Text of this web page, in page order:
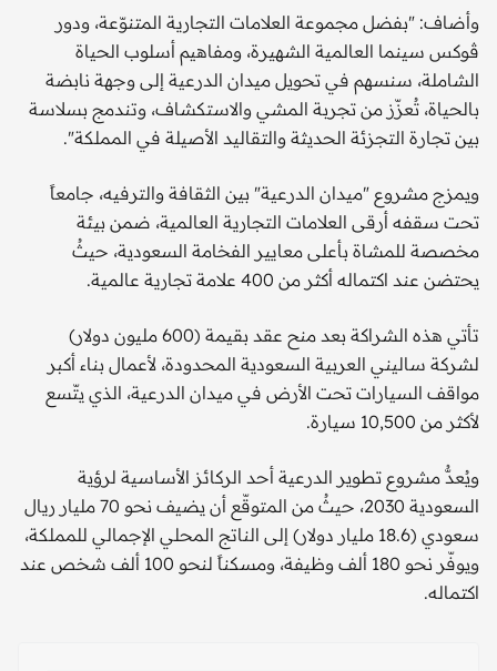
وأضاف: "بفضل مجموعة العلامات التجارية المتنوّعة، ودور
ڤوكس سينما العالمية الشهيرة، ومفاهيم أسلوب الحياة
الشاملة، سنسهم في تحويل ميدان الدرعية إلى وجهة نابضة
بالحياة، تُعزّز من تجربة المشي والاستكشاف، وتندمج بسلاسة
بين تجارة التجزئة الحديثة والتقاليد الأصيلة في المملكة".
ويمزج مشروع "ميدان الدرعية" بين الثقافة والترفيه، جامعاً
تحت سقفه أرقى العلامات التجارية العالمية، ضمن بيئة
مخصصة للمشاة بأعلى معايير الفخامة السعودية، حيثُ
يحتضن عند اكتماله أكثر من 400 علامة تجارية عالمية.
تأتي هذه الشراكة بعد منح عقد بقيمة (600 مليون دولار)
لشركة ساليني العربية السعودية المحدودة، لأعمال بناء أكبر
مواقف السيارات تحت الأرض في ميدان الدرعية، الذي يتّسع
لأكثر من 10,500 سيارة.
ويُعدُّ مشروع تطوير الدرعية أحد الركائز الأساسية لرؤية
السعودية 2030، حيثُ من المتوقّع أن يضيف نحو 70 مليار ريال
سعودي (18.6 مليار دولار) إلى الناتج المحلي الإجمالي للمملكة،
ويوفّر نحو 180 ألف وظيفة، ومسكناً لنحو 100 ألف شخص عند
اكتماله.